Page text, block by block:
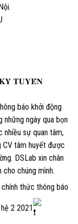
𝐓𝐔𝐘𝐄̂̉𝐍
báo khởi động
những ngày qua bọn
nhiều sự quan tâm,
tâm huyết được
DSLab xin chân
chúng mình.
thức thông báo
2 2021